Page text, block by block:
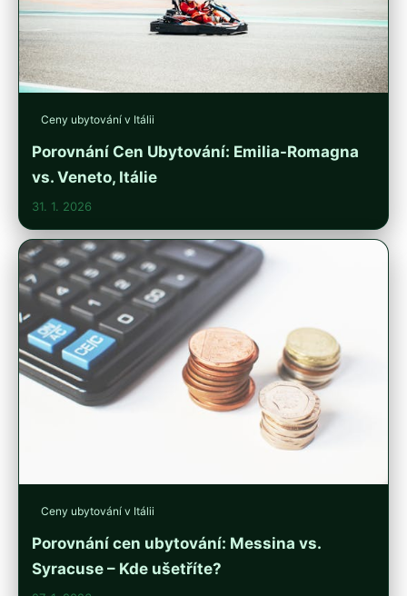
Ceny ubytování v Itálii
Porovnání Cen Ubytování: Emilia-Romagna
vs. Veneto, Itálie
31. 1. 2026
Ceny ubytování v Itálii
Porovnání cen ubytování: Messina vs.
Syracuse – Kde ušetříte?